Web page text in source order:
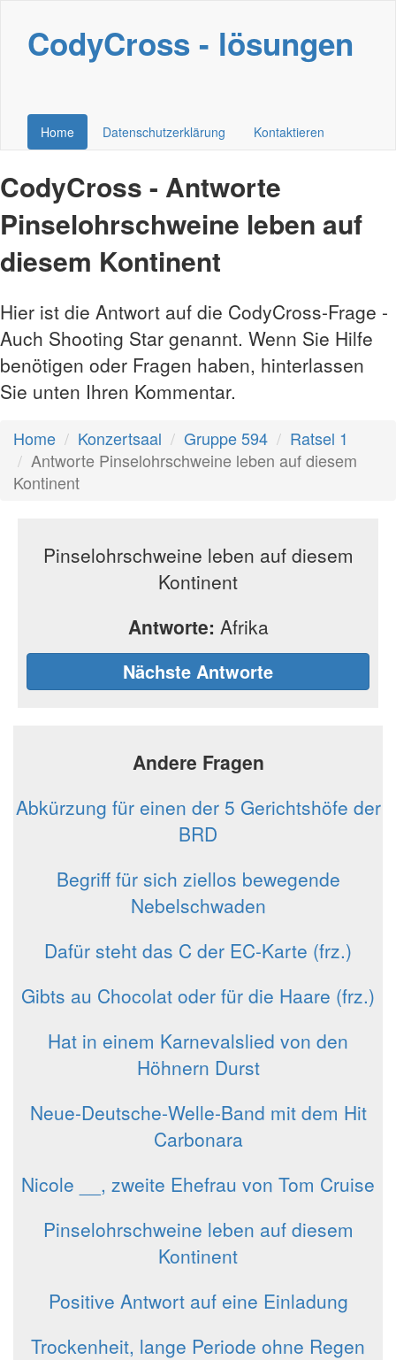
CodyCross - lösungen
Home Datenschutzerklärung Kontaktieren
CodyCross - Antworte
Pinselohrschweine leben auf
diesem Kontinent
Hier ist die Antwort auf die CodyCross-Frage -
Auch Shooting Star genannt. Wenn Sie Hilfe
benötigen oder Fragen haben, hinterlassen
Sie unten Ihren Kommentar.
Home Konzertsaal Gruppe 594
Ratsel 1
Antworte Pinselohrschweine leben auf diesem
Kontinent
Pinselohrschweine leben auf diesem
Kontinent
Antworte: Afrika
Nächste Antworte
Andere Fragen
Abkürzung für einen der 5 Gerichtshöfe der
BRD
Begriff für sich ziellos bewegende
Nebelschwaden
Dafür steht das C der EC-Karte (frz.)
Gibts au Chocolat oder für die Haare (frz.)
Hat in einem Karnevalslied von den
Höhnern Durst
Neue-Deutsche-Welle-Band mit dem Hit
Carbonara
Nicole __, zweite Ehefrau von Tom Cruise
Pinselohrschweine leben auf diesem
Kontinent
Positive Antwort auf eine Einladung
Trockenheit, lange Periode ohne Regen